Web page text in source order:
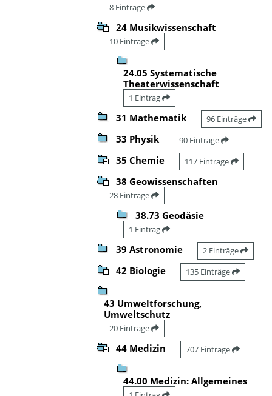
8 Einträge
24 Musikwissenschaft
10 Einträge
24.05 Systematische
Theaterwissenschaft
1 Eintrag
31 Mathematik 96 Einträge
33 Physik 90 Einträge
35 Chemie 117 Einträge
38 Geowissenschaften
28 Einträge
38.73 Geodäsie
1 Eintrag
39 Astronomie 2 Einträge
42 Biologie 135 Einträge
43 Umweltforschung,
Umweltschutz
20 Einträge
44 Medizin 707 Einträge
44.00 Medizin: Allgemeines